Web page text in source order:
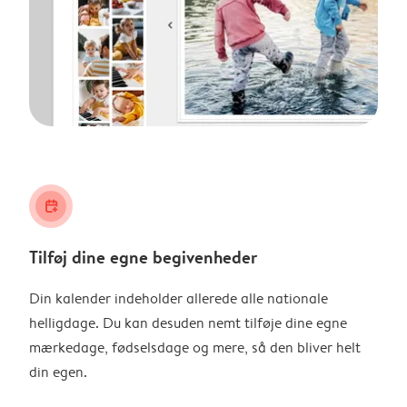
calendar_plus
Tilføj dine egne begivenheder
Din kalender indeholder allerede alle nationale
helligdage. Du kan desuden nemt tilføje dine egne
mærkedage, fødselsdage og mere, så den bliver helt
din egen.